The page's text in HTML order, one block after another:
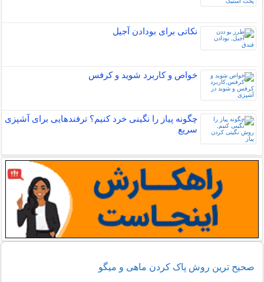
نکاتی برای بودادن آجیل
خواص و کاربرد شوید و کرفس
چگونه پیاز را نگینی خرد کنیم؟ ترفندهایی برای آشپزی
سریع
صحیح ترین روش پاک کردن ماهی و میگو